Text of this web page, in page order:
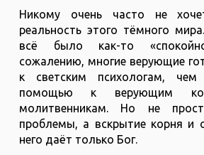
Никому очень часто не
реальность этого тёмного
всё было как-то
сожалению, многие верующие
к светским психологам,
помощью к верующим
молитвенникам. Но не
проблемы, а вскрытие корня и
него даёт только Бог.